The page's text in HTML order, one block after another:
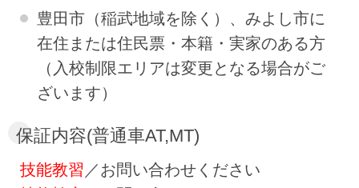
豊田市（稲武地域を除く）、みよし市に
在住または住民票・本籍・実家のある方
（入校制限エリアは変更となる場合がご
ざいます）
保証内容(普通車AT,MT)
技能教習 ／お問い合わせください